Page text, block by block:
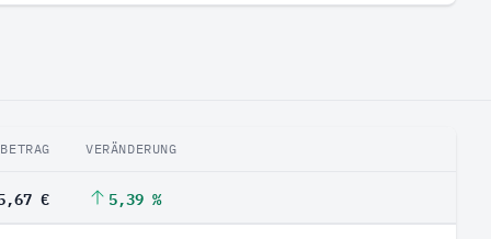
BETRAG VERÄNDERUNG
€ 5,39 %